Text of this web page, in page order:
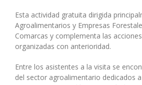
Esta actividad gratuita dirigida
Agroalimentarios y Empresas
Comarcas y complementa las
organizadas con anterioridad.
Entre los asistentes a la visita se
del sector agroalimentario dedicados